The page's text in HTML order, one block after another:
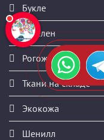
Букле
Гобелен
Рогожка
Ткани на складе
Экокожа
Шенилл